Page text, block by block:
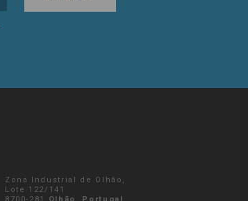
Zona Industrial de Olhão,
Lote 122/141